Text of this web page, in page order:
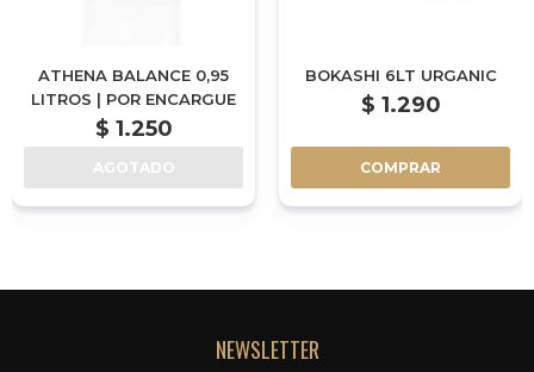
ATHENA BALANCE 0,95
LITROS | POR ENCARGUE
$ 1.250
AGOTADO
BOKASHI 6LT URGANIC
$ 1.290
COMPRAR
NEWSLETTER